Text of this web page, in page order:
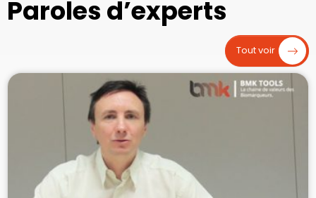
Paroles d’experts
Tout voir